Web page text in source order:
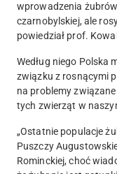
wprowadzenia
czarnobylskiej, ale
powiedział prof.
Według niego Polska
związku z rosnącymi
na problemy
tych zwierząt w
„Ostatnie populacje
Puszczy
Rominckiej, choć